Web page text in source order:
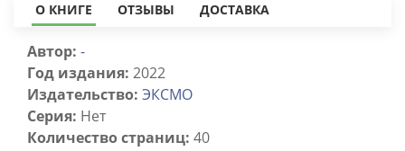
О КНИГЕ ОТЗЫВЫ ДОСТАВКА
Автор: -
Год издания: 2022
Издательство: ЭКСМО
Серия: Нет
Количество страниц: 40